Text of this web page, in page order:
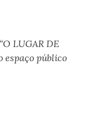
LUGAR DE
espaço público